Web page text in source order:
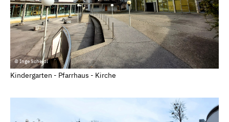
© Inge Scheidl
Kindergarten - Pfarrhaus - Kirche